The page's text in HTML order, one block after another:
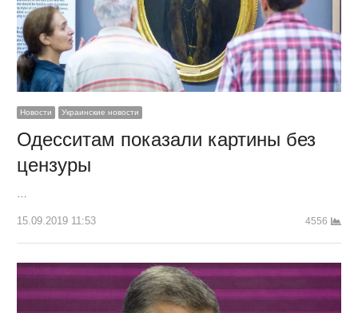
Новости Украинские новости
Одесситам показали картины без
цензуры
…
15.09.2019 11:53 4556